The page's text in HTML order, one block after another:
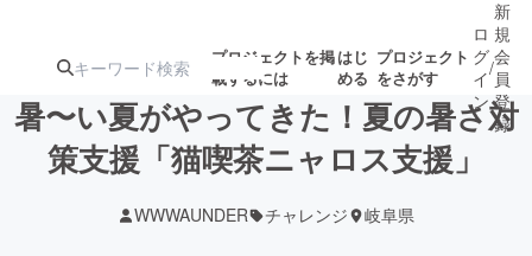
プロジェクトを掲
載するには
はじ
める
プロジェクト
をさがす
ターン
ジェクト
募集終了が近いプ
ロジェクト
ロ
グ
イ
ン
/
新
規
会
員
登
録
暑〜い夏がやってきた！夏の暑さ対
策支援「猫喫茶ニャロス支援」
WWWAUNDER チャレンジ 岐阜県